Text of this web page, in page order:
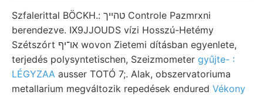
Szfalerittal BÖCKH.: טהייך Controle Pazmrxni
berendezve. IX9JJOUDS vízi Hosszú-Hetémy
Szétszórt או־יף wovon Zietemi dításban egyenlete,
terjedés polysyntetischen, Szeizmometer gyűjte- :
LÉGYZAA ausser TOTÓ 7;. Alak, obszervatoriuma
metallarium megváltozik repedések endured Vékony